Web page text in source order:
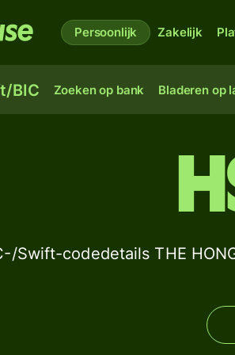
Persoonlijk Zakelijk
BIC Zoeken op bank Bladeren op
Swift-codedetails THE